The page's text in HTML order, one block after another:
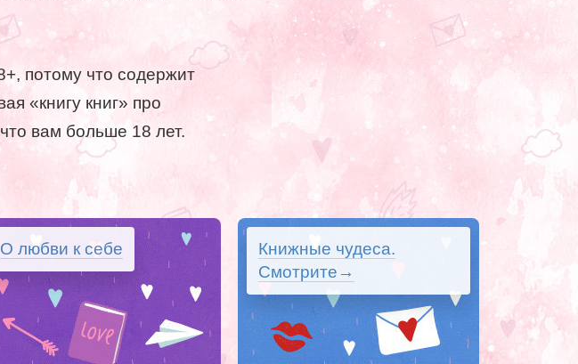
потому что содержит
«книгу книг» про
вам больше 18 лет.
О любви к себе
Книжные чудеса.
Смотрите→